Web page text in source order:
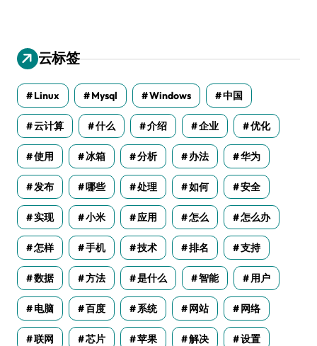
云标签
Linux Mysql Windows 中国
云计算 什么 介绍 企业 优化
使用 冰箱 分析 办法 华为
发布 哪些 处理 如何 安全
实现 小米 应用 怎么 怎么办
怎样 手机 技术 排名 支持
数据 方法 是什么 智能 用户
电脑 百度 系统 网站 网络
联网 芯片 苹果 解决 设置